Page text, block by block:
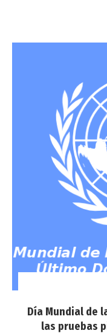
Día Mundial de
las pruebas